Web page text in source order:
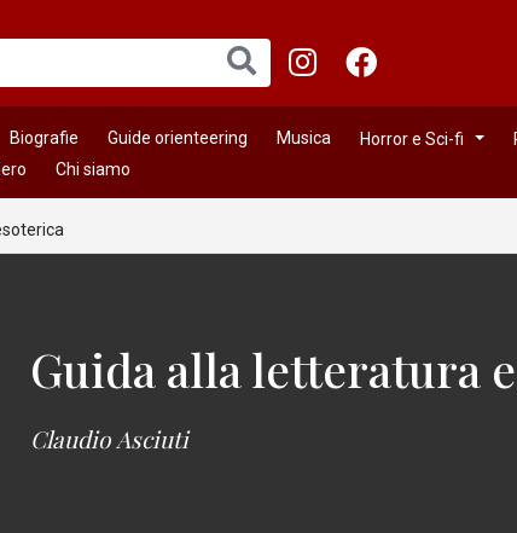
Biografie Guide orienteering Musica Horror e Sci-fi
Chi siamo
Guida alla letteratura
Claudio Asciuti